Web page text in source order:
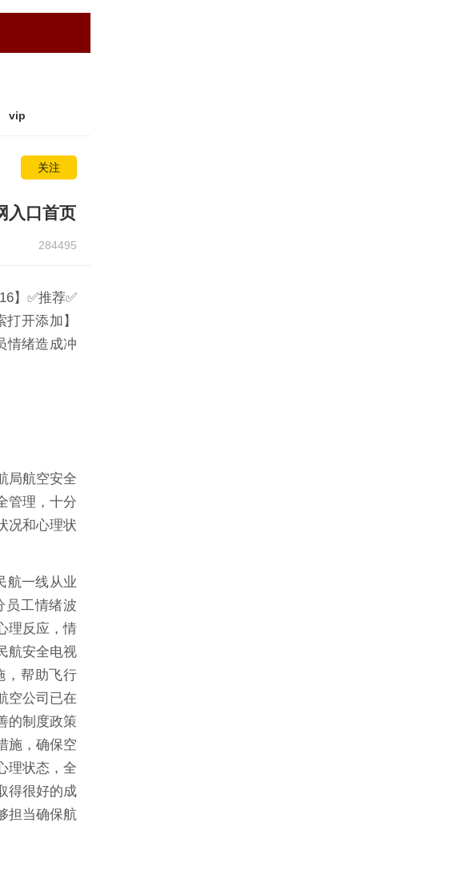
vip
关注
入口首页
284495
】✅推荐✅
开添加】
情绪造成冲
局航空安全
管理，十分
况和心理状
航一线从业
员工情绪波
理反应，情
航安全电视
，帮助飞行
空公司已在
的制度政策
施，确保空
理状态，全
得很好的成
担当确保航